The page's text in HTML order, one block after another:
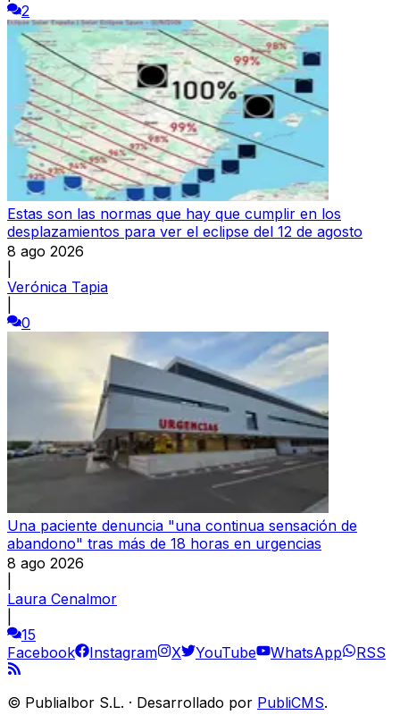
2
Estas son las normas que hay que cumplir en los
desplazamientos para ver el eclipse del 12 de agosto
8 ago 2026
Verónica Tapia
0
Una paciente denuncia "una continua sensación de
abandono" tras más de 18 horas en urgencias
8 ago 2026
Laura Cenalmor
15
Facebook
Instagram X YouTube WhatsApp RSS
© Publialbor S.L. · Desarrollado por PubliCMS.